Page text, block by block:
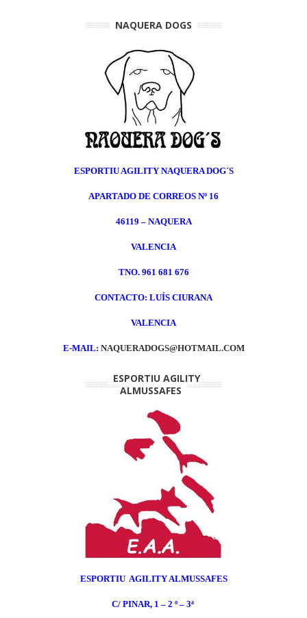
NAQUERA DOGS
ESPORTIU AGILITY NAQUERA DOG´S
APARTADO DE CORREOS Nº 16
46119 – NAQUERA
VALENCIA
TNO. 961 681 676
CONTACTO: LUÍS CIURANA
VALENCIA
E-MAIL: NAQUERADOGS@HOTMAIL.COM
ESPORTIU AGILITY
ALMUSSAFES
ESPORTIU AGILITY ALMUSSAFES
C/ PINAR, 1 – 2 º – 3ª